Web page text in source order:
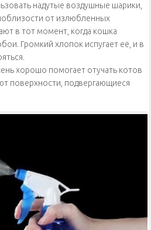
надутые воздушные шарики,
от излюбленных
в тот момент, когда кошка
Громкий хлопок испугает её, и в
хорошо помогает отучать котов
поверхности, подвергающиеся